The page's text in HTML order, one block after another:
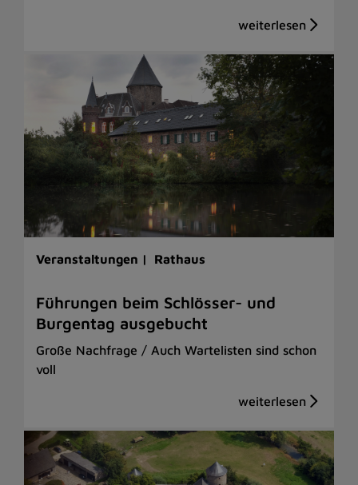
Veranstaltungen | Rathaus
Führungen beim Schlösser- und
Burgentag ausgebucht
Große Nachfrage / Auch Wartelisten sind schon
voll